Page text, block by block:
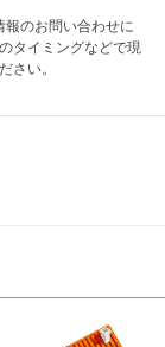
のお問い合わせに
タイミングなどで現
さい。